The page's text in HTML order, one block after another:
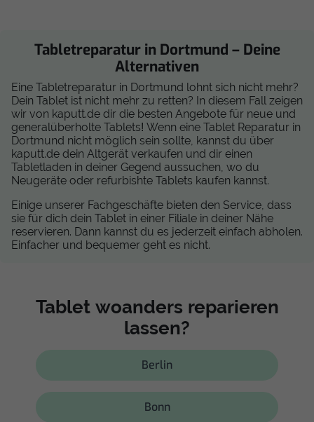
Tabletreparatur in Dortmund – Deine
Alternativen
Eine Tabletreparatur in Dortmund lohnt sich nicht mehr?
Dein Tablet ist nicht mehr zu retten? In diesem Fall zeigen
wir von kaputt.de dir die besten Angebote für neue und
generalüberholte Tablets! Wenn eine Tablet Reparatur in
Dortmund nicht möglich sein sollte, kannst du über
kaputt.de dein Altgerät verkaufen und dir einen
Tabletladen in deiner Gegend aussuchen, wo du
Neugeräte oder refurbishte Tablets kaufen kannst.
Einige unserer Fachgeschäfte bieten den Service, dass
sie für dich dein Tablet in einer Filiale in deiner Nähe
reservieren. Dann kannst du es jederzeit einfach abholen.
Einfacher und bequemer geht es nicht.
Tablet woanders reparieren
lassen?
Berlin
Bonn